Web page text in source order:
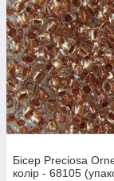
Бісер Preciosa
колір - 68105